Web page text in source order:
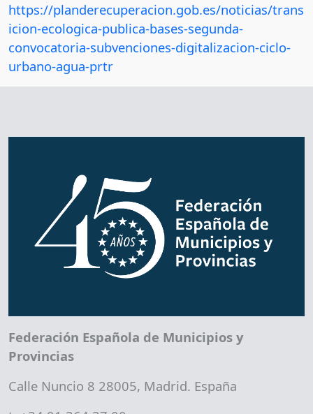
https://planderecuperacion.gob.es/noticias/trans
icion-ecologica-publica-bases-segunda-
convocatoria-subvenciones-digitalizacion-ciclo-
urbano-agua-prtr
Federación Española de Municipios y
Provincias
Calle Nuncio 8 28005, Madrid. España